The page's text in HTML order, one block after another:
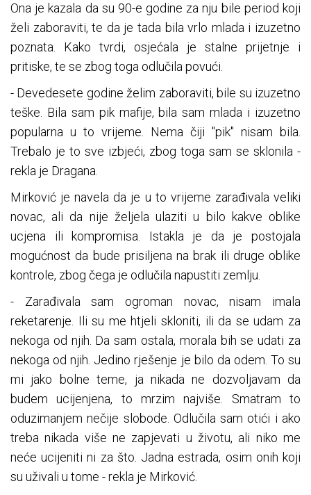
Ona je kazala da su 90-e godine za nju bile period koji
želi zaboraviti, te da je tada bila vrlo mlada i izuzetno
poznata. Kako tvrdi, osjećala je stalne prijetnje i
pritiske, te se zbog toga odlučila povući.
- Devedesete godine želim zaboraviti, bile su izuzetno
teške. Bila sam pik mafije, bila sam mlada i izuzetno
popularna u to vrijeme. Nema čiji "pik" nisam bila.
Trebalo je to sve izbjeći, zbog toga sam se sklonila -
rekla je Dragana.
Mirković je navela da je u to vrijeme zarađivala veliki
novac, ali da nije željela ulaziti u bilo kakve oblike
ucjena ili kompromisa. Istakla je da je postojala
mogućnost da bude prisiljena na brak ili druge oblike
kontrole, zbog čega je odlučila napustiti zemlju.
- Zarađivala sam ogroman novac, nisam imala
reketarenje. Ili su me htjeli skloniti, ili da se udam za
nekoga od njih. Da sam ostala, morala bih se udati za
nekoga od njih. Jedino rješenje je bilo da odem. To su
mi jako bolne teme, ja nikada ne dozvoljavam da
budem ucijenjena, to mrzim najviše. Smatram to
oduzimanjem nečije slobode. Odlučila sam otići i ako
treba nikada više ne zapjevati u životu, ali niko me
neće ucijeniti ni za što. Jadna estrada, osim onih koji
su uživali u tome - rekla je Mirković.